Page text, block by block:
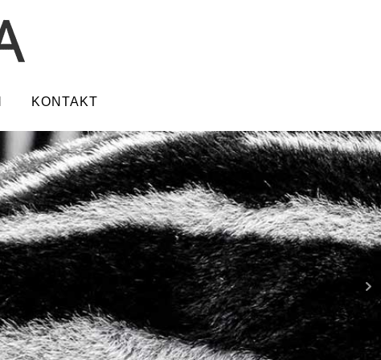
KONTAKT